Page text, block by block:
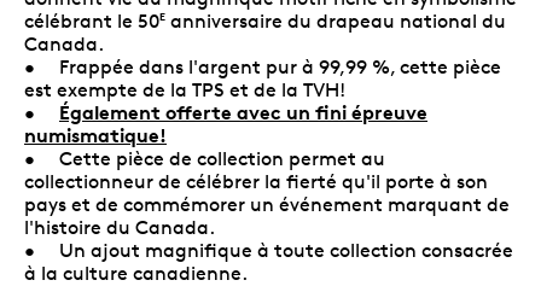
célébrant le 50E anniversaire du drapeau national du
Canada.
• Frappée dans l'argent pur à 99,99 %, cette pièce
est exempte de la TPS et de la TVH!
• Également offerte avec un fini épreuve
numismatique!
• Cette pièce de collection permet au
collectionneur de célébrer la fierté qu'il porte à son
pays et de commémorer un événement marquant de
l'histoire du Canada.
• Un ajout magnifique à toute collection consacrée
à la culture canadienne.